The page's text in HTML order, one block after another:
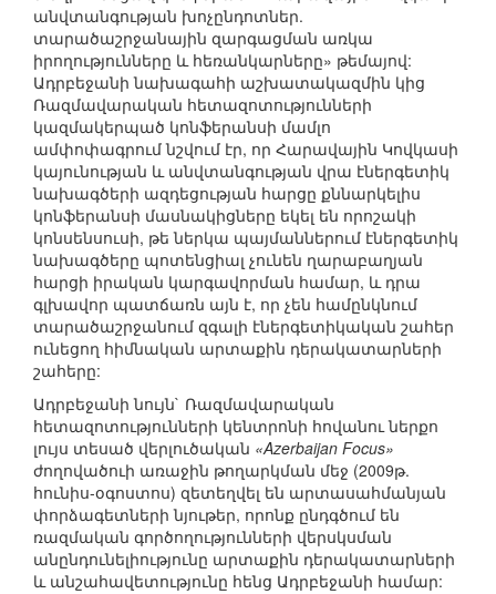
անվտանգության խոչընդոտներ.
տարածաշրջանային զարգացման առկա
իրողությունները և հեռանկարները» թեմայով:
Ադրբեջանի նախագահի աշխատակազմին կից
Ռազմավարական հետազոտությունների
կազմակերպած կոնֆերանսի մամլո
ամփոփագրում նշվում էր, որ Հարավային Կովկասի
կայունության և անվտանգության վրա էներգետիկ
նախագծերի ազդեցության հարցը քննարկելիս
կոնֆերանսի մասնակիցները եկել են որոշակի
կոնսենսուսի, թե ներկա պայմաններում էներգետիկ
նախագծերը պոտենցիալ չունեն ղարաբաղյան
հարցի իրական կարգավորման համար, և դրա
գլխավոր պատճառն այն է, որ չեն համընկնում
տարածաշրջանում զգալի էներգետիկական շահեր
ունեցող հիմնական արտաքին դերակատարների
շահերը:
Ադրբեջանի նույն` Ռազմավարական
հետազոտությունների կենտրոնի հովանու ներքո
լույս տեսած վերլուծական «Azerbaijan Focus»
ժողովածուի առաջին թողարկման մեջ (2009թ.
հունիս-օգոստոս) զետեղվել են արտասահմանյան
փորձագետների նյութեր, որոնք ընդգծում են
ռազմական գործողությունների վերսկսման
անընդունելիությունը արտաքին դերակատարների
և անշահավետությունը հենց Ադրբեջանի համար: